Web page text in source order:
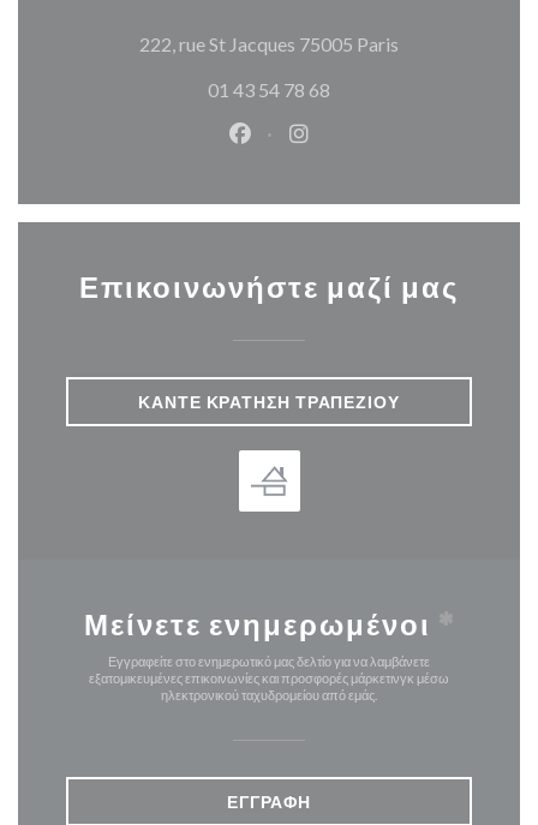
222, rue St Jacques 75005 Paris
01 43 54 78 68
Facebook ((ανοίγει σε νέο
Instagram ((ανοίγει σε
Επικοινωνήστε μαζί μας
ΚΆΝΤΕ ΚΡΆΤΗΣΗ ΤΡΑΠΕΖΙΟΎ
Μείνετε ενημερωμένοι *
Εγγραφείτε στο ενημερωτικό μας δελτίο για να λαμβάνετε
εξατομικευμένες επικοινωνίες και προσφορές μάρκετινγκ μέσω
ηλεκτρονικού ταχυδρομείου από εμάς.
ΕΓΓΡΑΦΉ